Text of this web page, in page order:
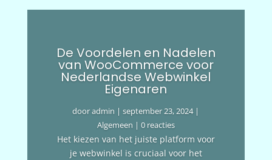
De Voordelen en Nadelen
van WooCommerce voor
Nederlandse Webwinkel
Eigenaren
dooradmin |september 23, 2024|
Algemeen | 0 reacties
Het kiezen van het juiste platform voor
je webwinkel is cruciaal voor het